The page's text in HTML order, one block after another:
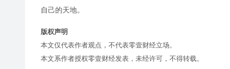
自己的天地。
版权声明
本文仅代表作者观点，不代表零壹财经立场。
本文系作者授权零壹财经发表，未经许可，不得转载。